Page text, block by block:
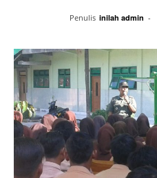
Penulis inilah admin -